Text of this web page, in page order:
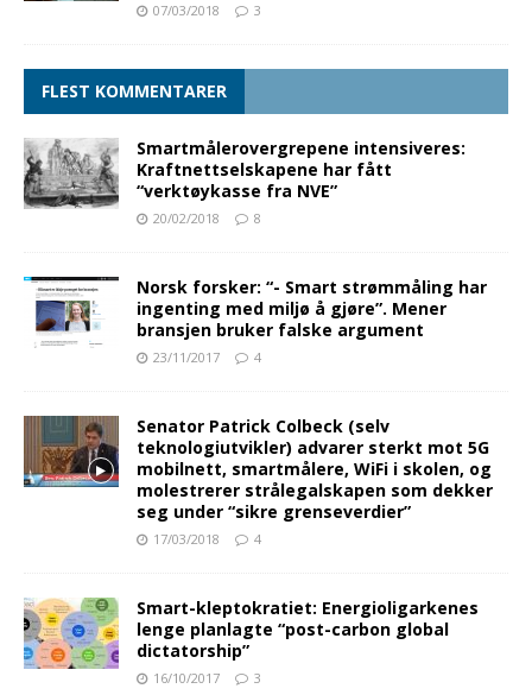
07/03/2018 3
FLEST KOMMENTARER
Smartmålerovergrepene intensiveres:
Kraftnettselskapene har fått
“verktøykasse fra NVE”
20/02/2018 8
Norsk forsker: “- Smart strømmåling har
ingenting med miljø å gjøre”. Mener
bransjen bruker falske argument
23/11/2017 4
Senator Patrick Colbeck (selv
teknologiutvikler) advarer sterkt mot 5G
mobilnett, smartmålere, WiFi i skolen, og
molestrerer strålegalskapen som dekker
seg under “sikre grenseverdier”
17/03/2018 4
Smart-kleptokratiet: Energioligarkenes
lenge planlagte “post-carbon global
dictatorship”
16/10/2017 3